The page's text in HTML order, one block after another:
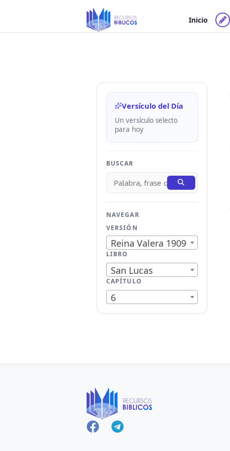
contenido
Inicio
Versículo del Día
Un versículo selecto
para hoy
BUSCAR
NAVEGAR
VERSIÓN
Reina Valera 1909
LIBRO
San Lucas
CAPÍTULO
6